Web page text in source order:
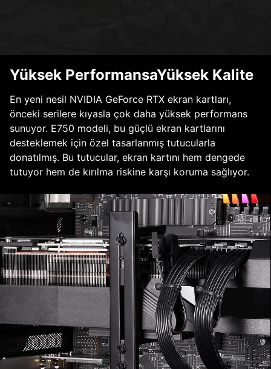
Yüksek PerformansaYüksek Kalite
En yeni nesil NVIDIA GeForce RTX ekran kartları,
önceki serilere kıyasla çok daha yüksek performans
sunuyor. E750 modeli, bu güçlü ekran kartlarını
desteklemek için özel tasarlanmış tutucularla
donatılmış. Bu tutucular, ekran kartını hem dengede
tutuyor hem de kırılma riskine karşı koruma sağlıyor.